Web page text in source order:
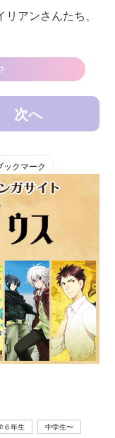
アンさんたち、
次へ
ックマーク
６年生
中学生〜